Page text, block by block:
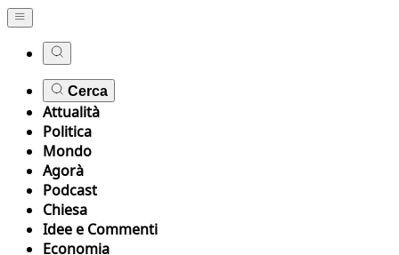
Cerca
Attualità
Politica
Mondo
Agorà
Podcast
Chiesa
Idee e Commenti
Economia